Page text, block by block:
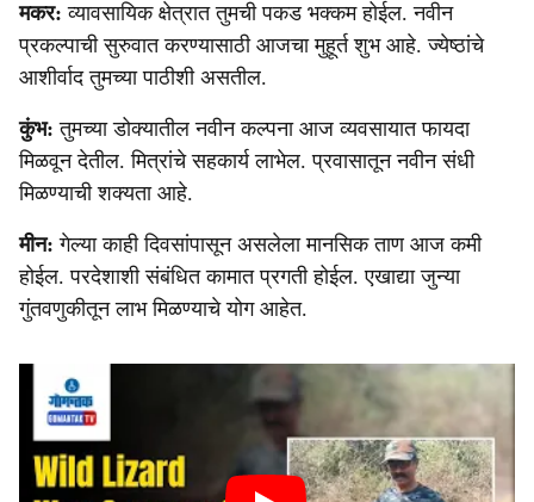
मकर: व्यावसायिक क्षेत्रात तुमची पकड भक्कम होईल. नवीन
प्रकल्पाची सुरुवात करण्यासाठी आजचा मुहूर्त शुभ आहे. ज्येष्ठांचे
आशीर्वाद तुमच्या पाठीशी असतील.
कुंभ: तुमच्या डोक्यातील नवीन कल्पना आज व्यवसायात फायदा
मिळवून देतील. मित्रांचे सहकार्य लाभेल. प्रवासातून नवीन संधी
मिळण्याची शक्यता आहे.
मीन: गेल्या काही दिवसांपासून असलेला मानसिक ताण आज कमी
होईल. परदेशाशी संबंधित कामात प्रगती होईल. एखाद्या जुन्या
गुंतवणुकीतून लाभ मिळण्याचे योग आहेत.